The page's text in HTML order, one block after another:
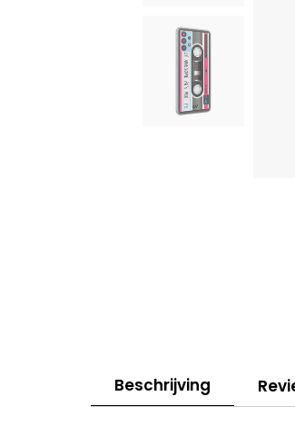
Beschrijving